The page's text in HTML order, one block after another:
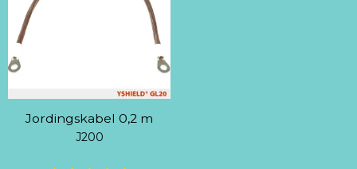
Jordingskabel 0,2 m
J200